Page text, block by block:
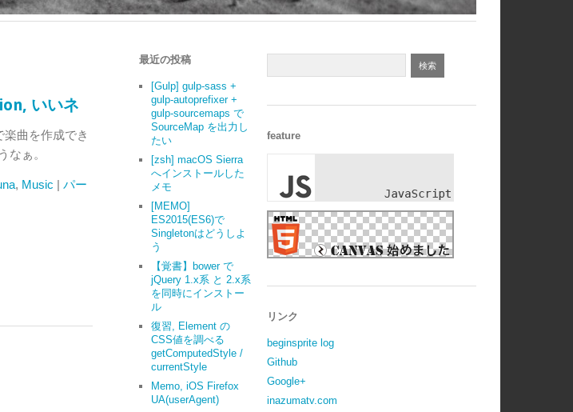
いいネ
楽曲を作成でき
なぁ。
, Music | パー
最近の投稿
[Gulp] gulp-sass +
gulp-autoprefixer +
gulp-sourcemaps で
SourceMap を出力し
たい
[zsh] macOS Sierra
へインストールした
メモ
[MEMO]
ES2015(ES6)で
Singletonはどうしよ
う
【覚書】bower で
jQuery 1.x系 と 2.x系
を同時にインストー
ル
復習, Element の
CSS値を調べる
getComputedStyle /
currentStyle
Memo, iOS Firefox
UA(userAgent)
feature
リンク
beginsprite log
Github
Google+
inazumatv.com